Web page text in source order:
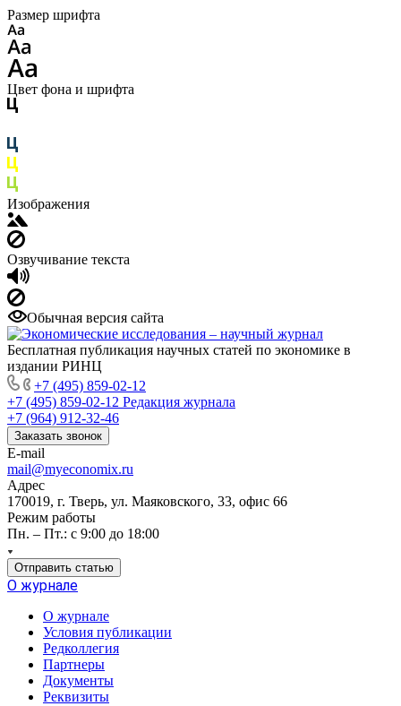
Размер шрифта
Цвет фона и шрифта
Изображения
Озвучивание текста
Обычная версия сайта
Бесплатная публикация научных статей по экономике в
издании РИНЦ
+7 (495) 859-02-12
+7 (495) 859-02-12 Редакция журнала
+7 (964) 912-32-46
Заказать звонок
E-mail
mail@myeconomix.ru
Адрес
170019, г. Тверь, ул. Маяковского, 33, офис 66
Режим работы
Пн. – Пт.: с 9:00 до 18:00
Отправить статью
О журнале
О журнале
Условия публикации
Редколлегия
Партнеры
Документы
Реквизиты